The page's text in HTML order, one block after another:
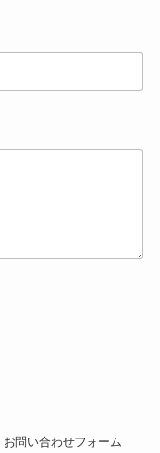
お問い合わせフォーム